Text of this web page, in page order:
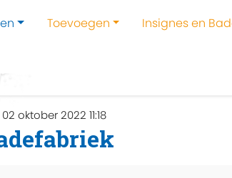
Toevoegen Insignes en
oktober 2022 11:18